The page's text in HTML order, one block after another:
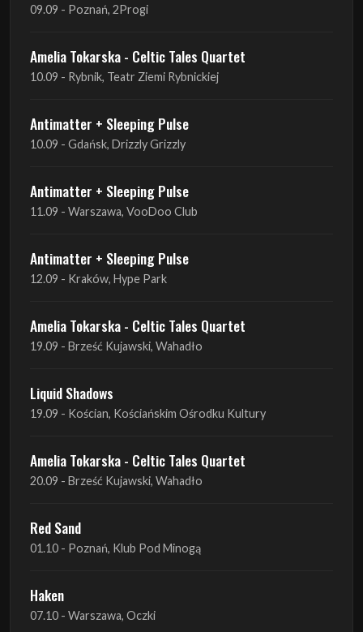
09.09 - Poznań, 2Progi
Amelia Tokarska - Celtic Tales Quartet
10.09 - Rybnik, Teatr Ziemi Rybnickiej
Antimatter + Sleeping Pulse
10.09 - Gdańsk, Drizzly Grizzly
Antimatter + Sleeping Pulse
11.09 - Warszawa, VooDoo Club
Antimatter + Sleeping Pulse
12.09 - Kraków, Hype Park
Amelia Tokarska - Celtic Tales Quartet
19.09 - Brześć Kujawski, Wahadło
Liquid Shadows
19.09 - Kościan, Kościańskim Ośrodku Kultury
Amelia Tokarska - Celtic Tales Quartet
20.09 - Brześć Kujawski, Wahadło
Red Sand
01.10 - Poznań, Klub Pod Minogą
Haken
07.10 - Warszawa, Oczki